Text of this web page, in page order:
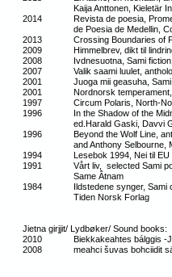
Kaija Anttonen, Kieletär
2014 Revista de poesia,
de Poesia de Medellin,
2013 Crossing Boundaries of
2009 Himmelbrev, dikt til lindring i
2008 Ivdnesuotna, Sami fiction
2007 Valik saami luulet,
2001 Juoga mii geasuha, Sami
2001 Nordnorsk temperament,
1997 Circum Polaris, North-
1996 In the Shadow of the
ed.Harald Gaski, Davvi
1996 Beyond the Wolf Line,
and Anthony Selbourne,
1994 Lesebok 1994, Nei til EU
1991 Vårt liv, selected Sami
Same Âtnam
1984 Ildstedene synger, Sami
Tiden Norsk Forlag
Jietna girjjit/ Lydbøker/ Sound books:
2010 Biekkakeahtes bálggis -
2008 meahci šuvas bohciidit